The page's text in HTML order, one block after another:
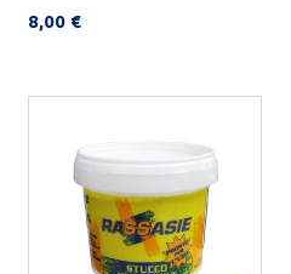
8,00 €